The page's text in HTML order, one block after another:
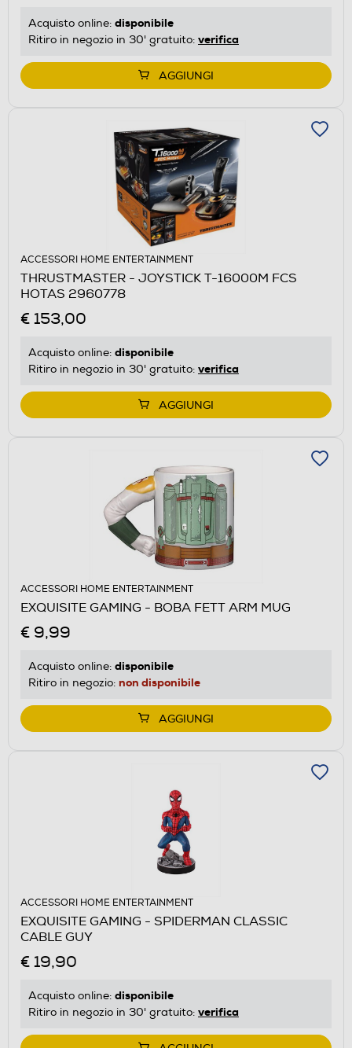
Acquisto online: disponibile
Ritiro in negozio in 30' gratuito: verifica
AGGIUNGI
ACCESSORI HOME ENTERTAINMENT
THRUSTMASTER - JOYSTICK T-16000M FCS
HOTAS 2960778
€ 153,00
Acquisto online: disponibile
Ritiro in negozio in 30' gratuito: verifica
AGGIUNGI
ACCESSORI HOME ENTERTAINMENT
EXQUISITE GAMING - BOBA FETT ARM MUG
€ 9,99
Acquisto online: disponibile
Ritiro in negozio: non disponibile
AGGIUNGI
ACCESSORI HOME ENTERTAINMENT
EXQUISITE GAMING - SPIDERMAN CLASSIC
CABLE GUY
€ 19,90
Acquisto online: disponibile
Ritiro in negozio in 30' gratuito: verifica